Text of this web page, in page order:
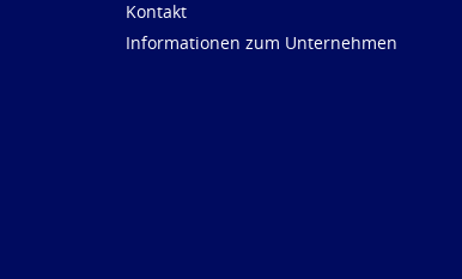
Kontakt
Informationen zum Unternehmen